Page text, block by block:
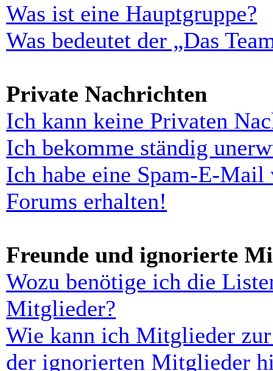
Was ist eine Hauptgruppe?
Was bedeutet der „Das
Private Nachrichten
Ich kann keine Privaten
Ich bekomme ständig
Ich habe eine Spam-E-
Forums erhalten!
Freunde und ignorierte
Wozu benötige ich die
Mitglieder?
Wie kann ich Mitglieder
der ignorierten Mitglieder